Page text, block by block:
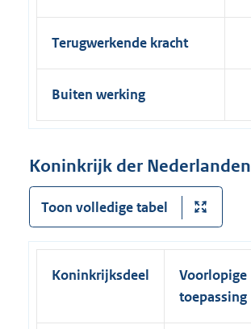
Terugwerkende kracht
Buiten werking
Koninkrijk der Nederlanden
Toon volledige tabel
Koninkrijksdeel
Voorlopige
toepassing